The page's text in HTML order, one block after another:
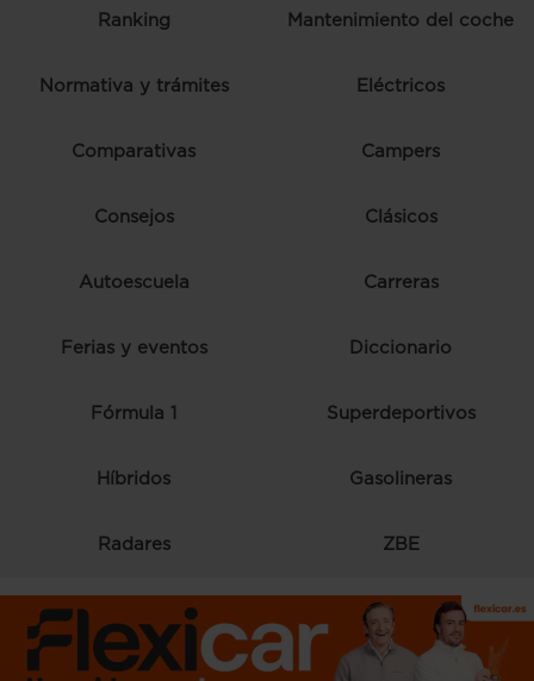
Ranking Mantenimiento del coche
Normativa y trámites Eléctricos
Comparativas Campers
Consejos Clásicos
Autoescuela Carreras
Ferias y eventos Diccionario
Fórmula 1 Superdeportivos
Híbridos Gasolineras
Radares ZBE